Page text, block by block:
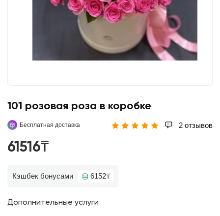
101 розовая роза в коробке
Бесплатная доставка 2 отзывов
61516₸
Кэшбек бонусами 6152₸
Дополнительные услуги